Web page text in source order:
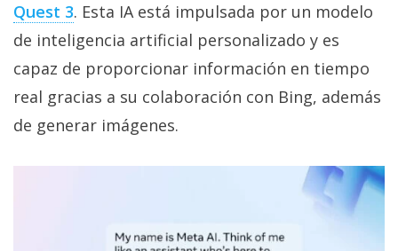
Aviso
Legal
El medio de
digital donde
Quest 3. Esta IA está impulsada por un modelo
de inteligencia artificial personalizado y es
capaz de proporcionar información en tiempo
real gracias a su colaboración con Bing, además
de generar imágenes.